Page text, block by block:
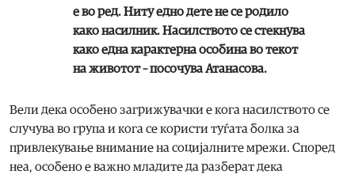
е во ред. Ниту едно дете не се родило
како насилник. Насилството се стекнува
како една карактерна особина во текот
на животот – посочува Атанасова.
Вели дека особено загрижувачки е кога насилството се
случува во група и кога се користи туѓата болка за
привлекување внимание на социјалните мрежи. Според
неа, особено е важно младите да разберат дека